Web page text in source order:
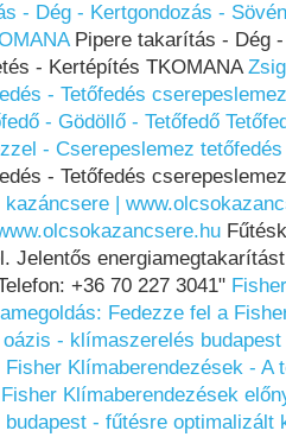
- Dég - Kertgondozás -
Pipere takarítás - Dég
- Kertépítés TKOMANA
- Tetőfedés
- Gödöllő - Tetőfedő
- Cserepeslemez tetőfedés
- Tetőfedés
kazáncsere |
Jelentős
+36 70 227 3041"
Fedezze fel a
- klímaszerelés
Fisher Klímaberendezések - A
Klímaberendezések
- fűtésre optimalizált